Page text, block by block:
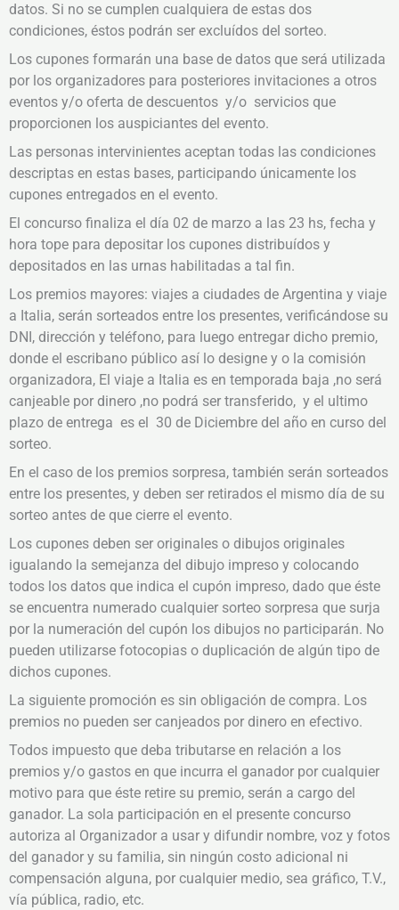
datos. Si no se cumplen cualquiera de estas dos
condiciones, éstos podrán ser excluídos del sorteo.
Los cupones formarán una base de datos que será utilizada
por los organizadores para posteriores invitaciones a otros
eventos y/o oferta de descuentos y/o servicios que
proporcionen los auspiciantes del evento.
Las personas intervinientes aceptan todas las condiciones
descriptas en estas bases, participando únicamente los
cupones entregados en el evento.
El concurso finaliza el día 02 de marzo a las 23 hs, fecha y
hora tope para depositar los cupones distribuídos y
depositados en las urnas habilitadas a tal fin.
Los premios mayores: viajes a ciudades de Argentina y viaje
a Italia, serán sorteados entre los presentes, verificándose su
DNI, dirección y teléfono, para luego entregar dicho premio,
donde el escribano público así lo designe y o la comisión
organizadora, El viaje a Italia es en temporada baja ,no será
canjeable por dinero ,no podrá ser transferido, y el ultimo
plazo de entrega es el 30 de Diciembre del año en curso del
sorteo.
En el caso de los premios sorpresa, también serán sorteados
entre los presentes, y deben ser retirados el mismo día de su
sorteo antes de que cierre el evento.
Los cupones deben ser originales o dibujos originales
igualando la semejanza del dibujo impreso y colocando
todos los datos que indica el cupón impreso, dado que éste
se encuentra numerado cualquier sorteo sorpresa que surja
por la numeración del cupón los dibujos no participarán. No
pueden utilizarse fotocopias o duplicación de algún tipo de
dichos cupones.
La siguiente promoción es sin obligación de compra. Los
premios no pueden ser canjeados por dinero en efectivo.
Todos impuesto que deba tributarse en relación a los
premios y/o gastos en que incurra el ganador por cualquier
motivo para que éste retire su premio, serán a cargo del
ganador. La sola participación en el presente concurso
autoriza al Organizador a usar y difundir nombre, voz y fotos
del ganador y su familia, sin ningún costo adicional ni
compensación alguna, por cualquier medio, sea gráfico, T.V.,
vía pública, radio, etc.